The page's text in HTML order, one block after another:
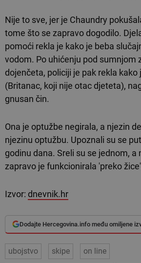
Nije to sve, jer je Chaundry
tome što se zapravo dogodilo.
pomoći rekla je kako je beba
vodom. Po uhićenju pod sumnjom
dojenčeta, policiji je pak rekla kako
(Britanac, koji nije otac djeteta),
gnusan čin.
Ona je optužbe negirala, a njezin
njezinu optužbu. Upoznali su se
godinu dana. Sreli su se jednom, a
zapravo je funkcionirala 'preko
Izvor: dnevnik.hr
Dodajte Hercegovina.info među omiljene
ubojstvo skipe on line